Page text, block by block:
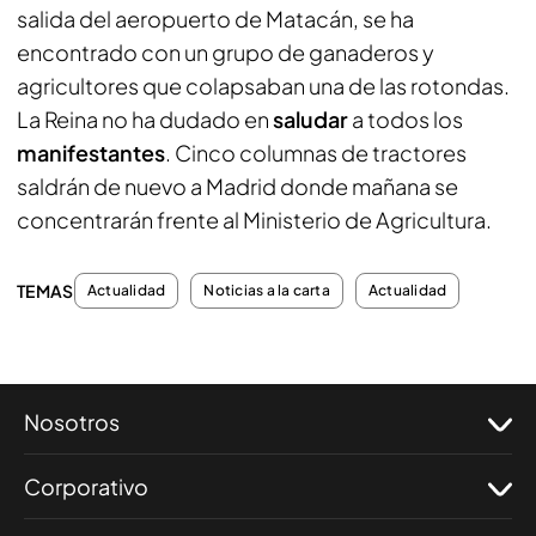
salida del aeropuerto de Matacán, se ha
encontrado con un grupo de ganaderos y
agricultores que colapsaban una de las rotondas.
La Reina no ha dudado ensaludara todos los
manifestantes. Cinco columnas de tractores
saldrán de nuevo a Madrid donde mañana se
concentrarán frente al Ministerio de Agricultura.
TEMAS Actualidad Noticias a la carta Actualidad
Nosotros
Corporativo